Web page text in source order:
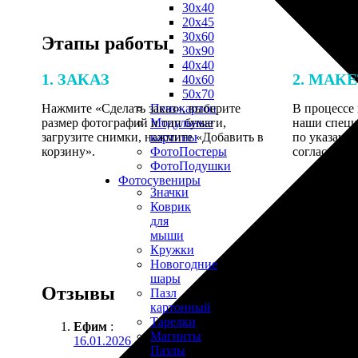
30х40
20х45
30х60
30х90
40х40
40х60
50х70
Пенокартон
Модульные
картины
ФотоПостеры
ФотоПодушки
Фотоcувениры
Значки
Коврик
для
мыши
Кружки
Новогодние
шары
Пазл
картонный
Тарелки
Магниты
Пазлы
Этапы работы
1. ЗАКАЗ
Нажмите «Сделать заказ», выберите
размер фотографий и тип бумаги,
загрузите снимки, нажмите «Добавить в
корзину».
2.
В процессе
наши
по
Отзывы
Ефим :
16.01.2026